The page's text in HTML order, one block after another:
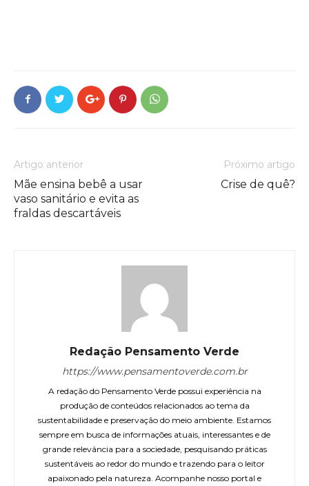
Artigo anterior
Mãe ensina bebê a usar
vaso sanitário e evita as
fraldas descartáveis
Próximo artigo
Crise de quê?
Redação Pensamento Verde
https://www.pensamentoverde.com.br
A redação do Pensamento Verde possui experiência na
produção de conteúdos relacionados ao tema da
sustentabilidade e preservação do meio ambiente. Estamos
sempre em busca de informações atuais, interessantes e de
grande relevância para a sociedade, pesquisando práticas
sustentáveis ao redor do mundo e trazendo para o leitor
apaixonado pela natureza. Acompanhe nosso portal e